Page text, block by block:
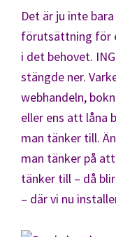
Det är ju inte
förutsättning för
i det behovet.
stängde ner.
webhandeln,
eller ens att låna
man tänker till.
man tänker på
tänker till – då
– där vi nu